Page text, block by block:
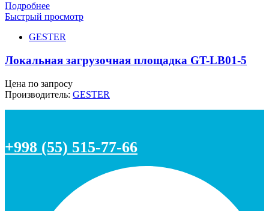
Подробнее
Быстрый просмотр
GESTER
Локальная загрузочная площадка GT-LB01-5
Цена по запросу
Производитель: GESTER
+998 (55) 515-77-66